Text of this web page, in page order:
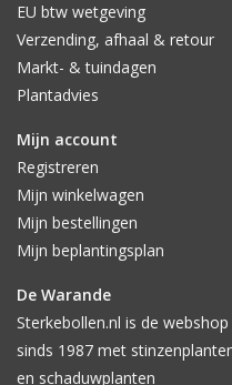
EU btw wetgeving
Verzending, afhaal & retour
Markt- & tuindagen
Plantadvies
Mijn account
Registreren
Mijn winkelwagen
Mijn bestellingen
Mijn beplantingsplan
De Warande
Sterkebollen.nl is de
sinds 1987 met
en schaduwplanten